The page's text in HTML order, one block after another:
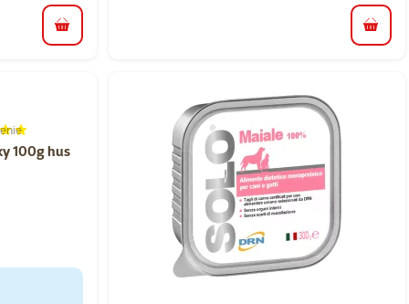
do košíka do
100g hus
100%, počet hodnotení: 1